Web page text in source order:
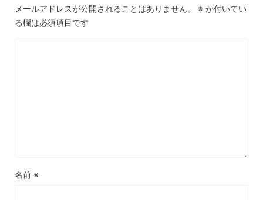
メールアドレスが公開されることはありません。 ※ が付いてい
る欄は必須項目です
名前 ※